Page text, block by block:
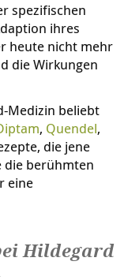
spezifischen
ihres
heute nicht mehr
die Wirkungen
Medizin beliebt
, Quendel,
die jene
die berühmten
eine
Hildegard